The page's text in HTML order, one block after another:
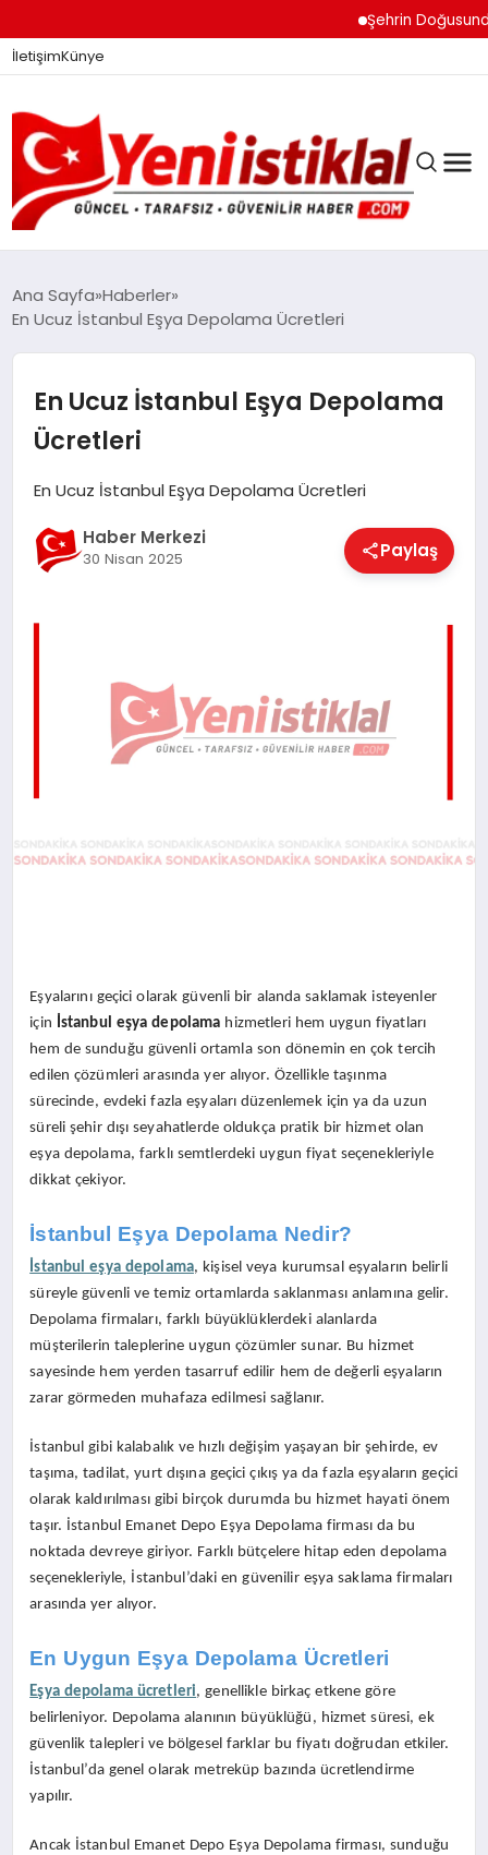
Şehrin Doğusundan
İletişimKünye
GÜNDEM
DÜNYA
Ana Sayfa Haberler
En Ucuz İstanbul Eşya Depolama Ücretleri
En Ucuz İstanbul Eşya Depolama
Ücretleri
En Ucuz İstanbul Eşya Depolama Ücretleri
Haber Merkezi
30 Nisan 2025 Paylaş
Eşyalarını geçici olarak güvenli bir alanda saklamak isteyenler
için İstanbul eşya depolama hizmetleri hem uygun fiyatları
hem de sunduğu güvenli ortamla son dönemin en çok tercih
edilen çözümleri arasında yer alıyor. Özellikle taşınma
sürecinde, evdeki fazla eşyaları düzenlemek için ya da uzun
süreli şehir dışı seyahatlerde oldukça pratik bir hizmet olan
eşya depolama, farklı semtlerdeki uygun fiyat seçenekleriyle
dikkat çekiyor.
İstanbul Eşya Depolama Nedir?
İstanbul eşya depolama, kişisel veya kurumsal eşyaların belirli
süreyle güvenli ve temiz ortamlarda saklanması anlamına gelir.
Depolama firmaları, farklı büyüklüklerdeki alanlarda
müşterilerin taleplerine uygun çözümler sunar. Bu hizmet
sayesinde hem yerden tasarruf edilir hem de değerli eşyaların
zarar görmeden muhafaza edilmesi sağlanır.
İstanbul gibi kalabalık ve hızlı değişim yaşayan bir şehirde, ev
taşıma, tadilat, yurt dışına geçici çıkış ya da fazla eşyaların geçici
olarak kaldırılması gibi birçok durumda bu hizmet hayati önem
taşır. İstanbul Emanet Depo Eşya Depolama firması da bu
noktada devreye giriyor. Farklı bütçelere hitap eden depolama
seçenekleriyle, İstanbul’daki en güvenilir eşya saklama firmaları
arasında yer alıyor.
En Uygun Eşya Depolama Ücretleri
Eşya depolama ücretleri, genellikle birkaç etkene göre
belirleniyor. Depolama alanının büyüklüğü, hizmet süresi, ek
güvenlik talepleri ve bölgesel farklar bu fiyatı doğrudan etkiler.
İstanbul’da genel olarak metreküp bazında ücretlendirme
yapılır.
Ancak İstanbul Emanet Depo Eşya Depolama firması, sunduğu